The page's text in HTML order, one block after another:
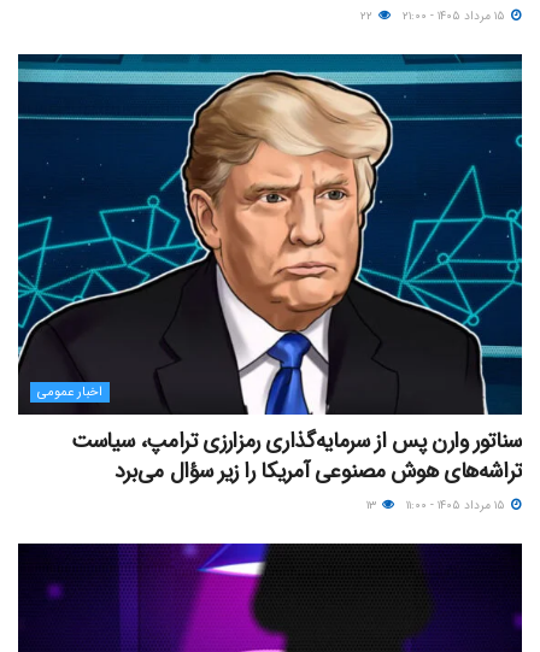
اخبار عمومی
سناتور وارن پس از سرمایه‌گذاری رمزارزی ترامپ، سیاست
تراشه‌های هوش مصنوعی آمریکا را زیر سؤال می‌برد